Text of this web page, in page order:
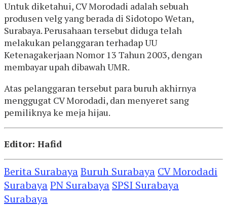
Untuk diketahui, CV Morodadi adalah sebuah
produsen velg yang berada di Sidotopo Wetan,
Surabaya. Perusahaan tersebut diduga telah
melakukan pelanggaran terhadap UU
Ketenagakerjaan Nomor 13 Tahun 2003, dengan
membayar upah dibawah UMR.
Atas pelanggaran tersebut para buruh akhirnya
menggugat CV Morodadi, dan menyeret sang
pemiliknya ke meja hijau.
Editor: Hafid
Berita SurabayaBuruh Surabaya CV Morodadi
SurabayaPN Surabaya SPSI Surabaya
Surabaya